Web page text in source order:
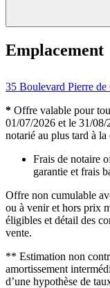
Emplacement
35 Boulevard Pierre
* Offre valable pour
01/07/2026 et le 31/08/
notarié au plus tard à
Frais de notaire
garantie et frais
Offre non cumulable
ou à venir et hors prix
éligibles et détail des
vente.
** Estimation non
amortissement
d’une hypothèse de